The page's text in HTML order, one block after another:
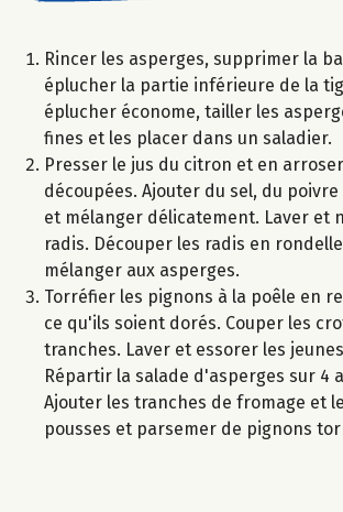
Rincer les asperges, supprimer la
éplucher la partie inférieure de la
éplucher économe, tailler les
fines et les placer dans un saladier.
Presser le jus du citron et en
découpées. Ajouter du sel, du
et mélanger délicatement. Laver et
radis. Découper les radis en
mélanger aux asperges.
Torréfier les pignons à la poêle en
ce qu'ils soient dorés. Couper les
tranches. Laver et essorer les
Répartir la salade d'asperges sur 4
Ajouter les tranches de fromage et
pousses et parsemer de pignons